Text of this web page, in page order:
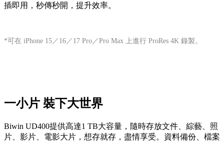
插即用，秒傳秒開，提升效率。
*可在 iPhone 15／16／17 Pro／Pro Max 上進行 ProRes 4K 錄製。
一小片 裝下大世界
Biwin UD400提供高達1 TB大容量，隨時存放文件、綜藝、照
片、影片、電影大片，想存就存，盡情享受。資料備份、檔案